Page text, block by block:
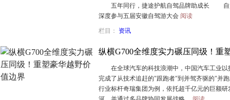
五年同行，捷途护航自驾品牌助成长 自第
深度参与五届安徽自驾游大会 阅读
栏目： 资讯
纵横G700全维度实力碾压同级！重
在全球汽车的科技浪潮中，中国汽车工业以
完成了从技术追赶的"跟跑者"到并驾齐驱的"并
行业标杆奇瑞集团为例，依托超千亿元的巨额